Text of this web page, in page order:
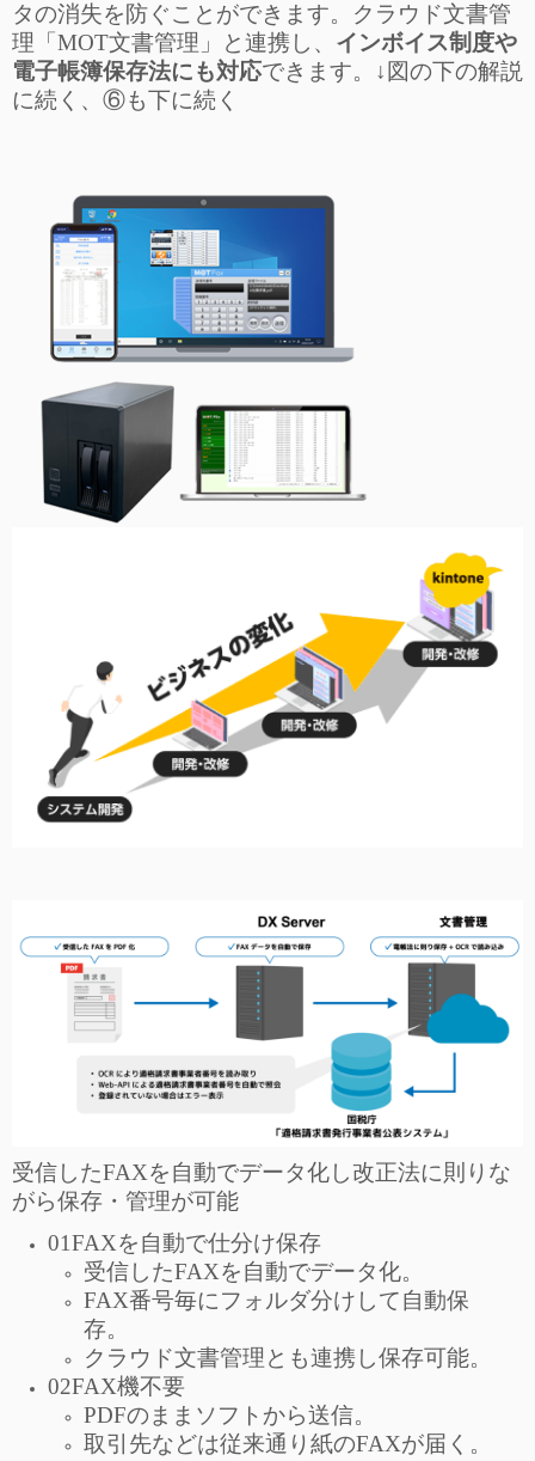
タの消失を防ぐことができます。クラウド文書管
理「MOT文書管理」と連携し、 インボイス制度や
電子帳簿保存法にも対応できます。↓図の下の解説
に続く、⑥も下に続く
受信したFAXを自動でデータ化し改正法に則りな
がら保存・管理が可能
01FAXを自動で仕分け保存
受信したFAXを自動でデータ化。
FAX番号毎にフォルダ分けして自動保
存。
クラウド文書管理とも連携し保存可能。
02FAX機不要
PDFのままソフトから送信。
取引先などは従来通り紙のFAXが届く。